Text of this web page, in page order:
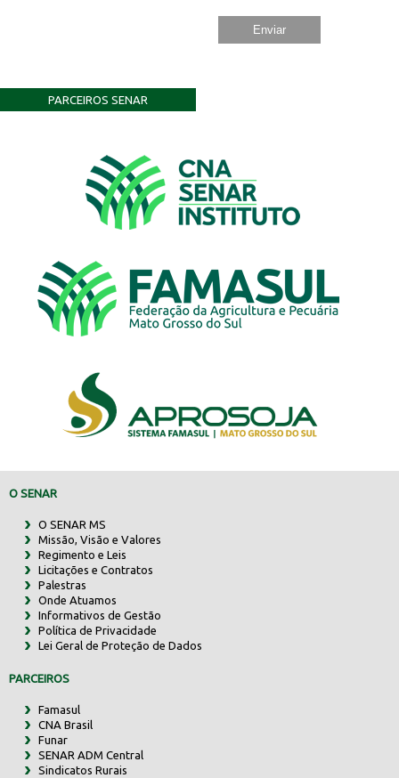
PARCEIROS SENAR
O SENAR
O SENAR MS
Missão, Visão e Valores
Regimento e Leis
Licitações e Contratos
Palestras
Onde Atuamos
Informativos de Gestão
Política de Privacidade
Lei Geral de Proteção de Dados
PARCEIROS
Famasul
CNA Brasil
Funar
SENAR ADM Central
Sindicatos Rurais